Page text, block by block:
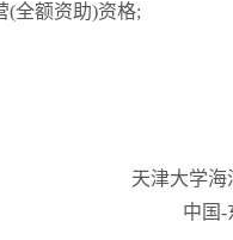
全额资助)资格;
天津大学海
中国-东